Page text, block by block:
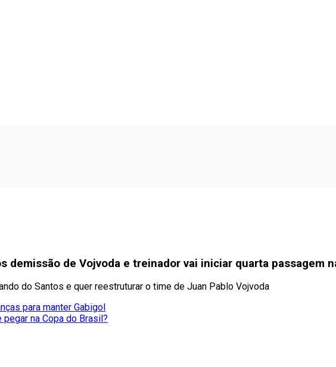
demissão de Vojvoda e treinador vai iniciar quarta passagem
do Santos e quer reestruturar o time de Juan Pablo Vojvoda
para manter Gabigol
na Copa do Brasil?